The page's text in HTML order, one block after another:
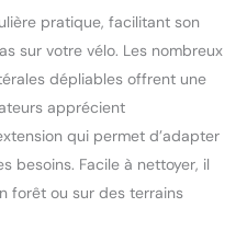
pratique, facilitant son
sur votre vélo. Les nombreux
dépliables offrent une
apprécient
qui permet d’adapter
besoins. Facile à nettoyer, il
forêt ou sur des terrains